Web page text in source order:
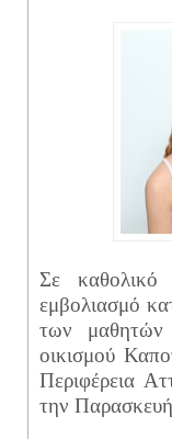
Σε καθολικό
εμβολιασμό
των μαθητών
οικισμού
Περιφέρεια
την